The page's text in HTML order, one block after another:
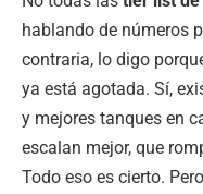
hablando de números
contraria, lo digo
ya está agotada. Sí,
y mejores tanques en
escalan mejor, que
Todo eso es cierto.